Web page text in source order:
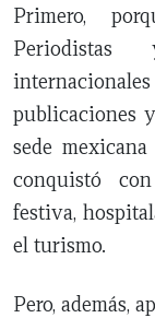
Primero,
publicaciones
sede
conquistó
festiva,
el turismo.
Pero, además,